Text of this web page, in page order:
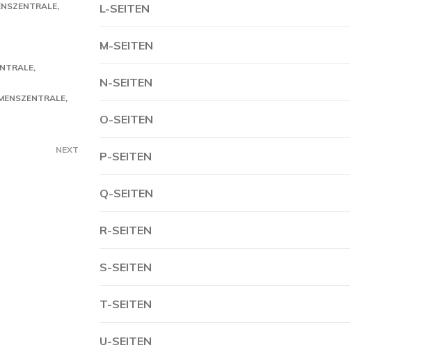
NEXT
L-SEITEN
M-SEITEN
N-SEITEN
O-SEITEN
P-SEITEN
Q-SEITEN
R-SEITEN
S-SEITEN
T-SEITEN
U-SEITEN